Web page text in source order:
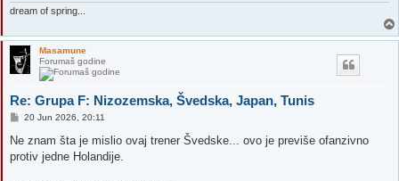
dream of spring...
Masamune
Forumaš godine
Re: Grupa F: Nizozemska, Švedska, Japan, Tunis
P
s
20 Jun 2026, 20:11
Ne znam šta je mislio ovaj trener Švedske... ovo je previše ofanzivno
protiv jedne Holandije.